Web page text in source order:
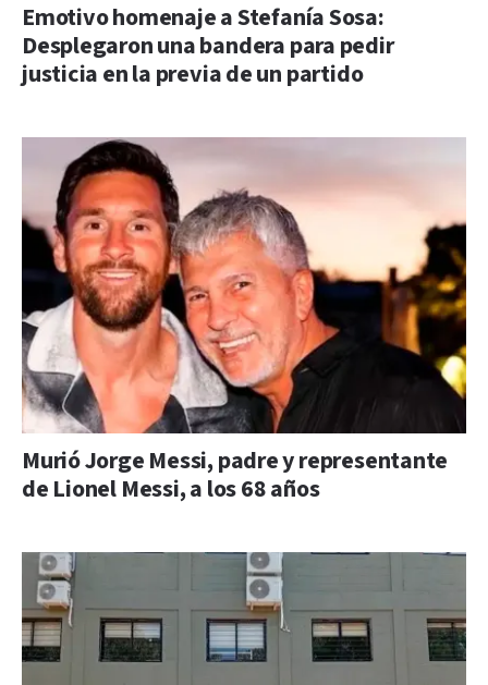
Emotivo homenaje a Stefanía Sosa:
Desplegaron una bandera para pedir
justicia en la previa de un partido
Murió Jorge Messi, padre y representante
de Lionel Messi, a los 68 años